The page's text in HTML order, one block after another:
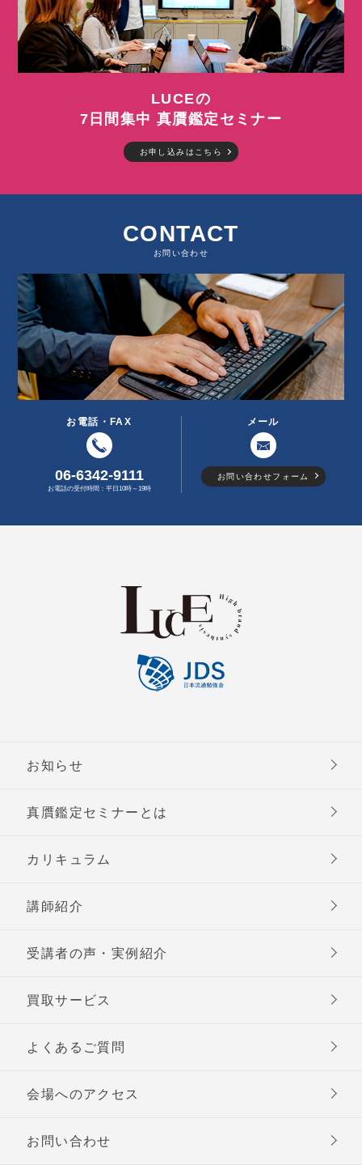
LUCEの
7日間集中 真贋鑑定セミナー
お申し込みはこちら
CONTACT
お問い合わせ
お電話・FAX
06-6342-9111
お電話の受付時間：平日10時～19時
メール
お問い合わせフォーム
お知らせ
真贋鑑定セミナーとは
カリキュラム
講師紹介
受講者の声・実例紹介
買取サービス
よくあるご質問
会場へのアクセス
お問い合わせ